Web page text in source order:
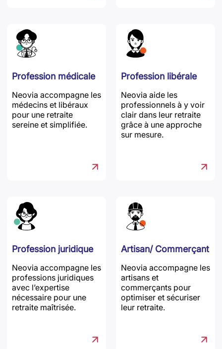
Profession médicale
Neovia accompagne les
médecins et libéraux
pour une retraite
sereine et simplifiée.
Profession libérale
Neovia aide les
professionnels à y voir
clair dans leur retraite
grâce à une approche
sur mesure.
Profession juridique
Neovia accompagne les
professions juridiques
avec l’expertise
nécessaire pour une
retraite maîtrisée.
Artisan/ Commerçant
Neovia accompagne les
artisans et
commerçants pour
optimiser et sécuriser
leur retraite.